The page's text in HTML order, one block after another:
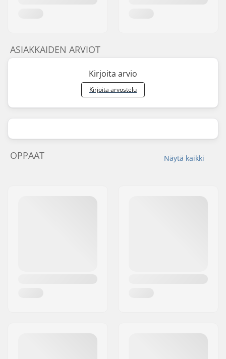
ASIAKKAIDEN ARVIOT
Kirjoita arvio
Kirjoita arvostelu
Näytä kaikki
OPPAAT